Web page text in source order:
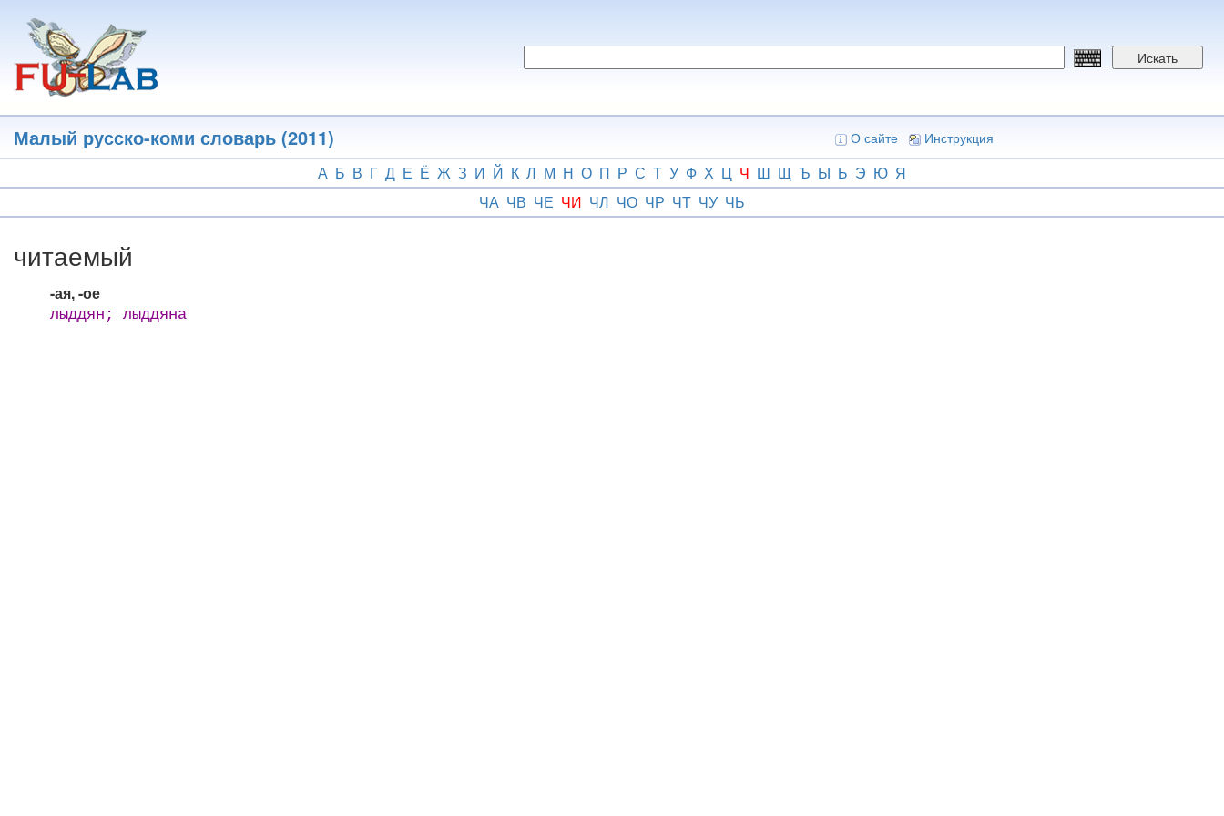
основному
содержанию
Искать
Малый русско-коми словарь (2011) О сайте Инструкция
А Б В Г Д Е Ё Ж З И Й К Л М Н О П Р С Т У Ф Х Ц Ч Ш Щ Ъ Ы Ь Э Ю Я
ЧА ЧВ ЧЕ ЧИ ЧЛ ЧО ЧР ЧТ ЧУ ЧЬ
читаемый
-ая, -ое
лыддян; лыддяна